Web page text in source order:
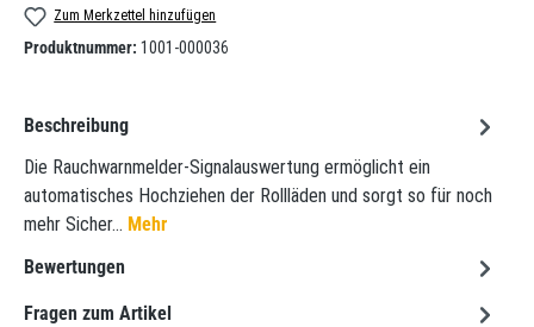
Zum Merkzettel hinzufügen
Produktnummer: 1001-000036
Beschreibung
Die Rauchwarnmelder-Signalauswertung ermöglicht ein
automatisches Hochziehen der Rollläden und sorgt so für noch
mehr Sicher… Mehr
Bewertungen
Fragen zum Artikel